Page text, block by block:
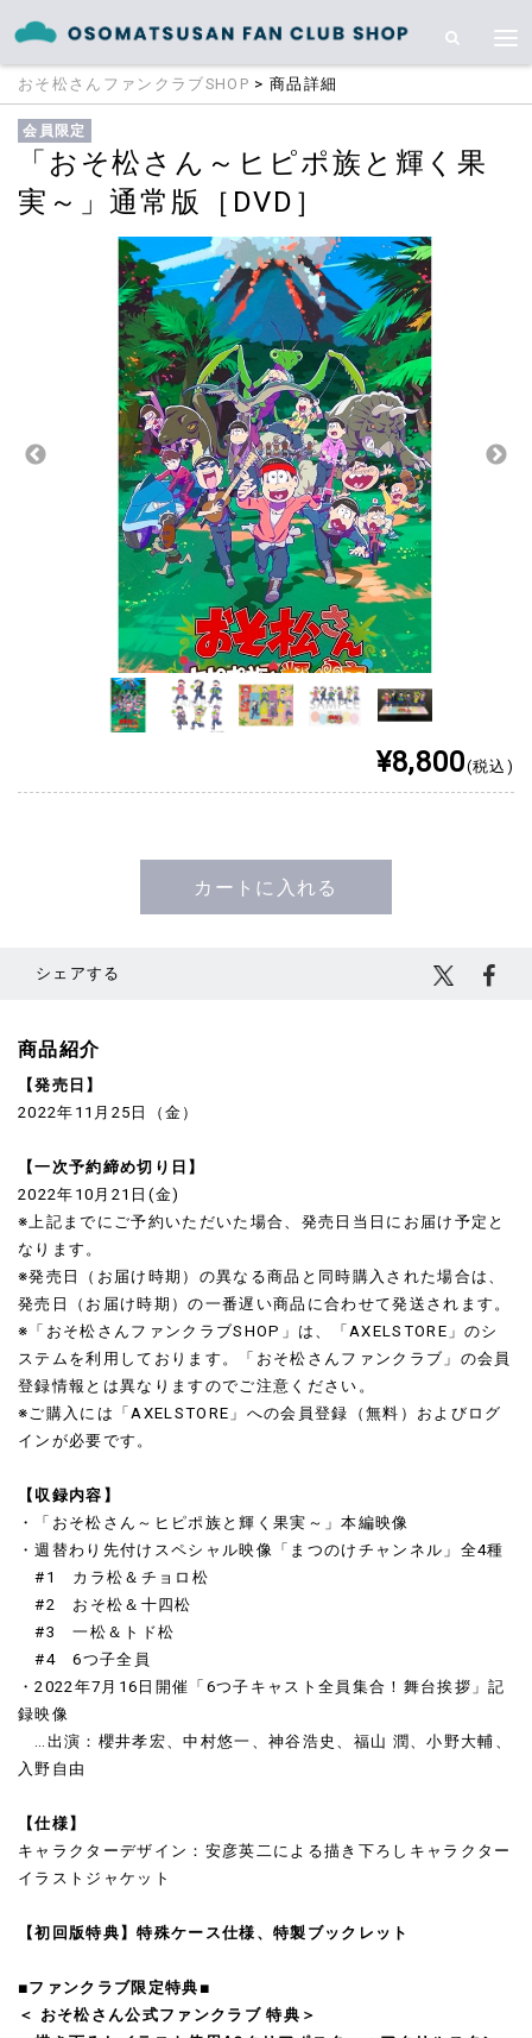
おそ松さんファンクラブSHOP > 商品詳細
会員限定
「おそ松さん～ヒピポ族と輝く果
実～」通常版［DVD］
¥8,800(税込)
カートに入れる
シェアする
商品紹介
【発売日】
2022年11月25日（金）
【一次予約締め切り日】
2022年10月21日(金)
※上記までにご予約いただいた場合、発売日当日にお届け予定と
なります。
※発売日（お届け時期）の異なる商品と同時購入された場合は、
発売日（お届け時期）の一番遅い商品に合わせて発送されます。
※「おそ松さんファンクラブSHOP」は、「AXELSTORE」のシ
ステムを利用しております。「おそ松さんファンクラブ」の会員
登録情報とは異なりますのでご注意ください。
※ご購入には「AXELSTORE」への会員登録（無料）およびログ
インが必要です。
【収録内容】
・「おそ松さん～ヒピポ族と輝く果実～」本編映像
・週替わり先付けスペシャル映像「まつのけチャンネル」全4種
#1 カラ松＆チョロ松
#2 おそ松＆十四松
#3 一松＆トド松
#4 6つ子全員
・2022年7月16日開催「6つ子キャスト全員集合！舞台挨拶」記
録映像
…出演：櫻井孝宏、中村悠一、神谷浩史、福山 潤、小野大輔、
入野自由
【仕様】
キャラクターデザイン：安彦英二による描き下ろしキャラクター
イラストジャケット
【初回版特典】特殊ケース仕様、特製ブックレット
■ファンクラブ限定特典■
＜ おそ松さん公式ファンクラブ 特典＞